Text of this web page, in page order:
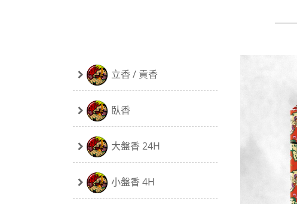
立香 / 貢香
臥香
大盤香 24H
小盤香 4H